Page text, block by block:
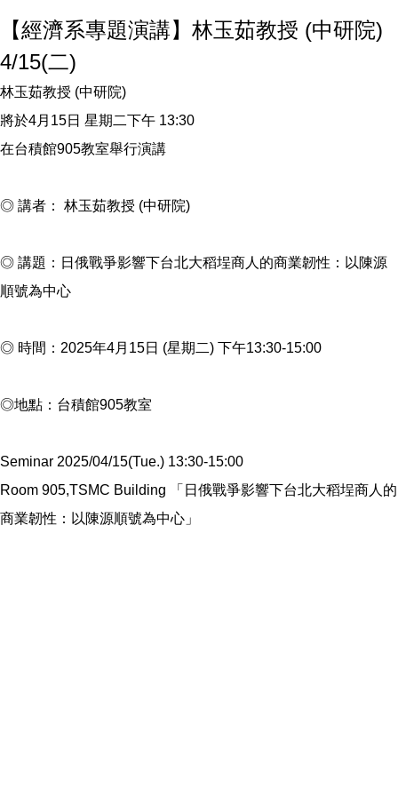
【經濟系專題演講】林玉茹教授 (中研院)
4/15(二)
林玉茹教授 (中研院)
將於4月15日 星期二下午 13:30
在台積館905教室舉行演講
◎ 講者： 林玉茹教授 (中研院)
◎ 講題：日俄戰爭影響下台北大稻埕商人的商業韌性：以陳源
順號為中心
◎ 時間：2025年4月15日 (星期二) 下午13:30-15:00
◎地點：台積館905教室
Seminar 2025/04/15(Tue.) 13:30-15:00
Room 905,TSMC Building 「日俄戰爭影響下台北大稻埕商人的
商業韌性：以陳源順號為中心」